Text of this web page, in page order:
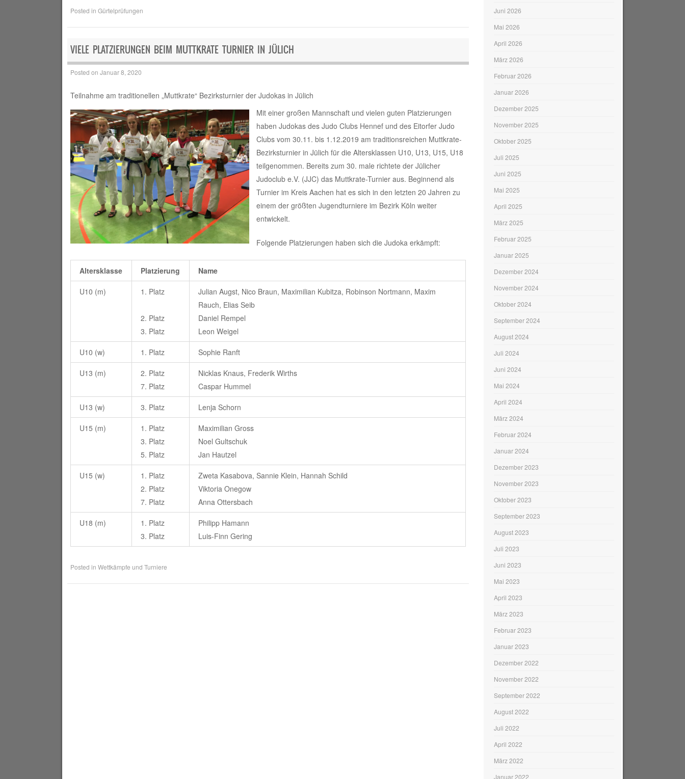
Posted in Gürtelprüfungen
VIELE PLATZIERUNGEN BEIM MUTTKRATE TURNIER IN JÜLICH
Posted on Januar 8, 2020
Teilnahme am traditionellen „Muttkrate“ Bezirksturnier der Judokas in Jülich
Mit einer großen Mannschaft und vielen guten Platzierungen
haben Judokas des Judo Clubs Hennef und des Eitorfer Judo
Clubs vom 30.11. bis 1.12.2019 am traditionsreichen Muttkrate-
Bezirksturnier in Jülich für die Altersklassen U10, U13, U15, U18
teilgenommen. Bereits zum 30. male richtete der Jülicher
Judoclub e.V. (JJC) das Muttkrate-Turnier aus. Beginnend als
Turnier im Kreis Aachen hat es sich in den letzten 20 Jahren zu
einem der größten Jugendturniere im Bezirk Köln weiter
entwickelt.
Folgende Platzierungen haben sich die Judoka erkämpft:
Altersklasse Platzierung Name
U10 (m) 1. Platz
2. Platz
3. Platz
Julian Augst, Nico Braun, Maximilian Kubitza, Robinson Nortmann, Maxim
Rauch, Elias Seib
Daniel Rempel
Leon Weigel
U10 (w) 1. Platz Sophie Ranft
U13 (m)
2. Platz
7. Platz
Nicklas Knaus, Frederik Wirths
Caspar Hummel
U13 (w) 3. Platz Lenja Schorn
U15 (m)
1. Platz
3. Platz
5. Platz
Maximilian Gross
Noel Gultschuk
Jan Hautzel
U15 (w)
1. Platz
2. Platz
7. Platz
Zweta Kasabova, Sannie Klein, Hannah Schild
Viktoria Onegow
Anna Ottersbach
U18 (m)
1. Platz
3. Platz
Philipp Hamann
Luis-Finn Gering
Posted in Wettkämpfe und Turniere
Juni 2026
Mai 2026
April 2026
März 2026
Februar 2026
Januar 2026
Dezember 2025
November 2025
Oktober 2025
Juli 2025
Juni 2025
Mai 2025
April 2025
März 2025
Februar 2025
Januar 2025
Dezember 2024
November 2024
Oktober 2024
September 2024
August 2024
Juli 2024
Juni 2024
Mai 2024
April 2024
März 2024
Februar 2024
Januar 2024
Dezember 2023
November 2023
Oktober 2023
September 2023
August 2023
Juli 2023
Juni 2023
Mai 2023
April 2023
März 2023
Februar 2023
Januar 2023
Dezember 2022
November 2022
September 2022
August 2022
Juli 2022
April 2022
März 2022
Januar 2022